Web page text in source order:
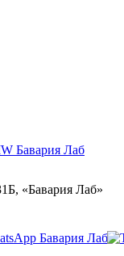
«Бавария Лаб»